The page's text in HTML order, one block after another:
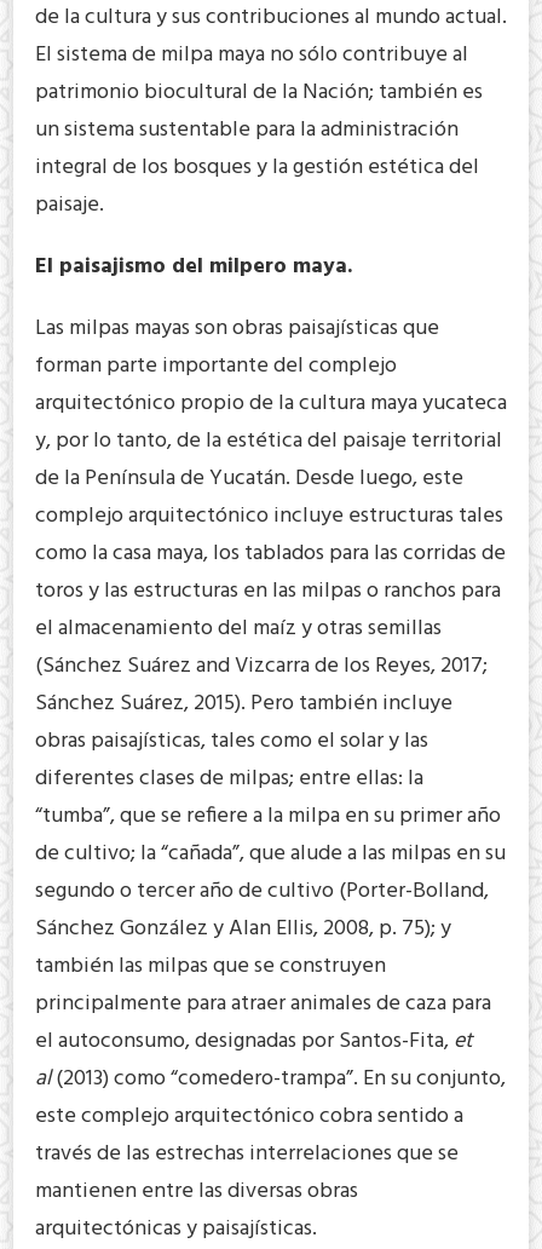
de la cultura y sus contribuciones al mundo actual.
El sistema de milpa maya no sólo contribuye al
patrimonio biocultural de la Nación; también es
un sistema sustentable para la administración
integral de los bosques y la gestión estética del
paisaje.
El paisajismo del milpero maya.
Las milpas mayas son obras paisajísticas que
forman parte importante del complejo
arquitectónico propio de la cultura maya yucateca
y, por lo tanto, de la estética del paisaje territorial
de la Península de Yucatán. Desde luego, este
complejo arquitectónico incluye estructuras tales
como la casa maya, los tablados para las corridas de
toros y las estructuras en las milpas o ranchos para
el almacenamiento del maíz y otras semillas
(Sánchez Suárez and Vizcarra de los Reyes, 2017;
Sánchez Suárez, 2015). Pero también incluye
obras paisajísticas, tales como el solar y las
diferentes clases de milpas; entre ellas: la
“tumba”, que se refiere a la milpa en su primer año
de cultivo; la “cañada”, que alude a las milpas en su
segundo o tercer año de cultivo (Porter-Bolland,
Sánchez González y Alan Ellis, 2008, p. 75); y
también las milpas que se construyen
principalmente para atraer animales de caza para
el autoconsumo, designadas por Santos-Fita,et
al(2013) como “comedero-trampa”. En su conjunto,
este complejo arquitectónico cobra sentido a
través de las estrechas interrelaciones que se
mantienen entre las diversas obras
arquitectónicas y paisajísticas.